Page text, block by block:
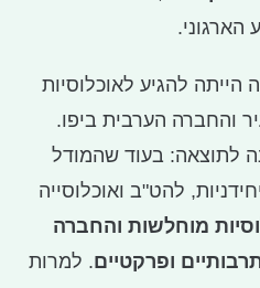
הארגוני.
להגיע לאוכלוסיות
והחברה הערבית ביפו.
לתוצאה: בעוד שהמודל
להט"ב ואוכלוסייה
מוחלשות והחברה
ופרקטיים. למרות